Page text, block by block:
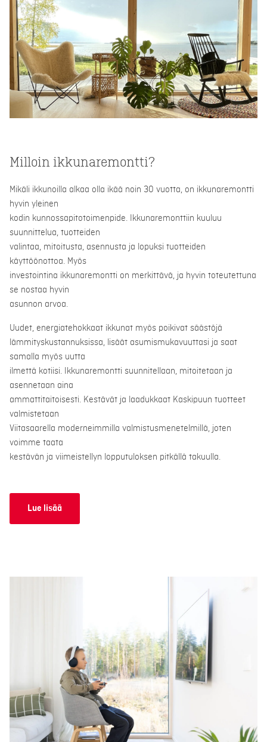
Milloin ikkunaremontti?
Mikäli ikkunoilla alkaa olla ikää noin 30 vuotta, on ikkunaremontti
hyvin yleinen
kodin kunnossapitotoimenpide. Ikkunaremonttiin kuuluu
suunnittelua, tuotteiden
valintaa, mitoitusta, asennusta ja lopuksi tuotteiden
käyttöönottoa. Myös
investointina ikkunaremontti on merkittävä, ja hyvin toteutettuna
se nostaa hyvin
asunnon arvoa.
Uudet, energiatehokkaat ikkunat myös poikivat säästöjä
lämmityskustannuksissa, lisäät asumismukavuuttasi ja saat
samalla myös uutta
ilmettä kotiisi. Ikkunaremontti suunnitellaan, mitoitetaan ja
asennetaan aina
ammattitaitoisesti. Kestävät ja laadukkaat Kaskipuun tuotteet
valmistetaan
Viitasaarella moderneimmilla valmistusmenetelmillä, joten
voimme taata
kestävän ja viimeistellyn lopputuloksen pitkällä takuulla.
Lue lisää